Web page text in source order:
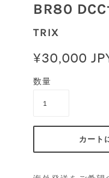
BR80
TRIX
¥30,000
数量